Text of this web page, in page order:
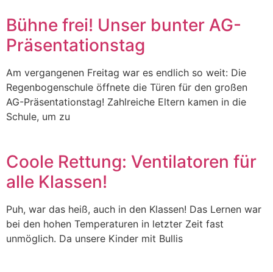
Bühne frei! Unser bunter AG-
Präsentationstag
Am vergangenen Freitag war es endlich so weit: Die
Regenbogenschule öffnete die Türen für den großen
AG-Präsentationstag! Zahlreiche Eltern kamen in die
Schule, um zu
Coole Rettung: Ventilatoren für
alle Klassen!
Puh, war das heiß, auch in den Klassen! Das Lernen war
bei den hohen Temperaturen in letzter Zeit fast
unmöglich. Da unsere Kinder mit Bullis